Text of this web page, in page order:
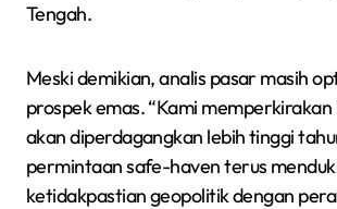
Tengah.
Meski demikian, analis pasar masih
prospek emas. “Kami
akan diperdagangkan lebih tinggi
permintaan safe-haven terus
ketidakpastian geopolitik dengan